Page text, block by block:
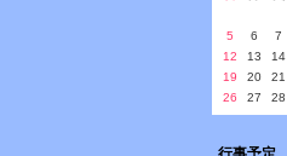
5
6 7
12
13 14
19
20 21
26
27 28